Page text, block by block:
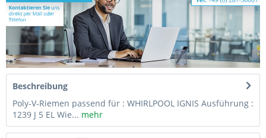
Beschreibung
Poly-V-Riemen passend für : WHIRLPOOL IGNIS Ausführung :
1239 J 5 EL Wie... mehr